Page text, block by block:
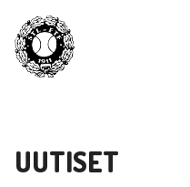
UUTISET